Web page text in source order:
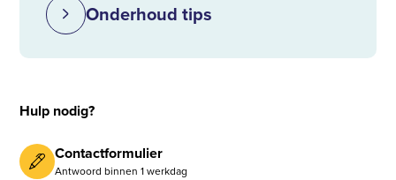
Onderhoud tips
Hulp nodig?
Contactformulier
Antwoord binnen 1 werkdag